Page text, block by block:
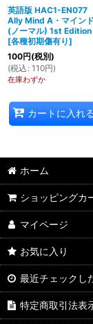
英語版 HAC1-EN077
Ally Mind A・マインド
(ノーマル) 1st Edition
[各種初期傷有り]
100円(税別)
(税込 : 110円)
在庫わずか
カートに入れる
ホーム
ショッピングカ
マイページ
お気に入り
最近チェックし
特定商取引法表